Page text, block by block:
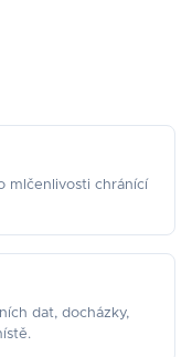
mlčenlivosti chránící
dat, docházky,